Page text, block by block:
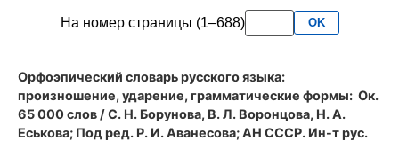
АванесоваНа номер страницы (1–688) OK
Орфоэпический словарь русского языка:
произношение, ударение, грамматические формы: Ок.
65 000 слов / С. Н. Борунова, В. Л. Воронцова, Н. А.
Еськова; Под ред. Р. И. Аванесова; АН СССР. Ин-т рус.